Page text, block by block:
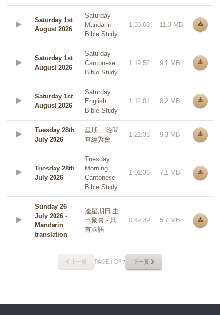
Saturday 1st
August 2026
Saturday
Mandarin
Bible Study
1:30:03 11.3 MB
Saturday 1st
August 2026
Saturday
Cantonese
Bible Study
1:19:52 9.1 MB
Saturday 1st
August 2026
Saturday
English
Bible Study
1:12:01 8.2 MB
Tuesday 28th
July 2026
星期二 晚間
查經聚會
1:21:33 9.3 MB
Tuesday 28th
July 2026
Tuesday
Morning
Cantonese
Bible Study
1:01:36 7.1 MB
Sunday 26
July 2026 -
Mandarin
translation
逢星期日 主
日聚會 - 只
有國語
0:49:39 5.7 MB
上一頁 PAGE 1 OF 7 下一頁